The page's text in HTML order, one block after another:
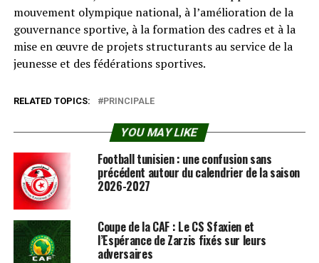
mouvement olympique national, à l’amélioration de la
gouvernance sportive, à la formation des cadres et à la
mise en œuvre de projets structurants au service de la
jeunesse et des fédérations sportives.
RELATED TOPICS: PRINCIPALE
YOU MAY LIKE
Football tunisien : une confusion sans
précédent autour du calendrier de la saison
2026-2027
Coupe de la CAF : Le CS Sfaxien et
l’Espérance de Zarzis fixés sur leurs
adversaires